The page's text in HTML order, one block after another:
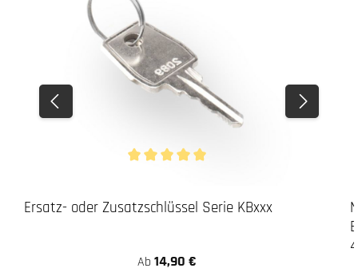
Ersatz- oder Zusatzschlüssel Serie KBxxx
Ab 14,90 €